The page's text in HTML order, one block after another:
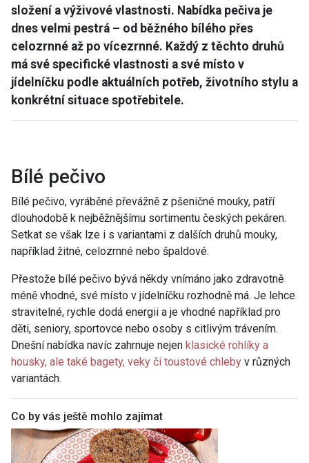
složení a výživové vlastnosti. Nabídka pečiva je
dnes velmi pestrá – od běžného bílého přes
celozrnné až po vícezrnné. Každý z těchto druhů
má své specifické vlastnosti a své místo v
jídelníčku podle aktuálních potřeb, životního stylu a
konkrétní situace spotřebitele.
Bílé pečivo
Bílé pečivo, vyráběné převážně z pšeničné mouky, patří
dlouhodobě k nejběžnějšímu sortimentu českých pekáren.
Setkat se však lze i s variantami z dalších druhů mouky,
například žitné, celozrnné nebo špaldové.
Přestože bílé pečivo bývá někdy vnímáno jako zdravotně
méně vhodné, své místo v jídelníčku rozhodně má. Je lehce
stravitelné, rychle dodá energii a je vhodné například pro
děti, seniory, sportovce nebo osoby s citlivým trávením.
Dnešní nabídka navíc zahrnuje nejen klasické rohlíky a
housky, ale také bagety, veky či toustové chleby v různých
variantách.
Co by vás ještě mohlo zajímat